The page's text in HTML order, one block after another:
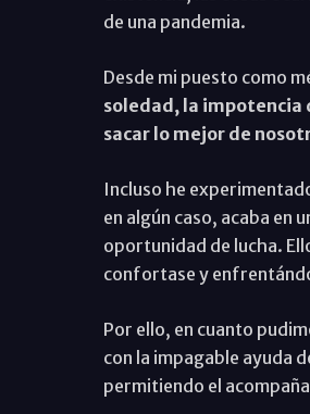
de una pandemia.
Desde mi puesto como
soledad, la impotencia
sacar lo mejor de
Incluso he
en algún caso, acaba en
oportunidad de lucha.
confortase y
Por ello, en cuanto
con la impagable ayuda
permitiendo el